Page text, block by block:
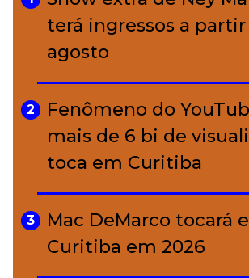
conquistou o luxo
A ciência por trás da
função de cada ativo
terá ingressos a
agosto
2
Fenômeno do
mais de 6 bi de
toca em Curitiba
3
Mac DeMarco tocará
Curitiba em 2026